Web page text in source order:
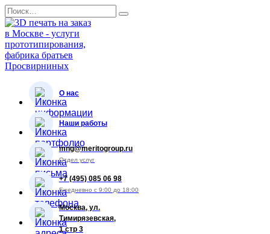
Перейти
к
содержанию
Search
for:
О нас
Наши работы
mng@meritogroup.ru
Отдел услуг
+7 (495) 085 06 98
Ежедневно с 9:00 до 18:00
Москва, ул.
Тимирязевская,
1 стр 3